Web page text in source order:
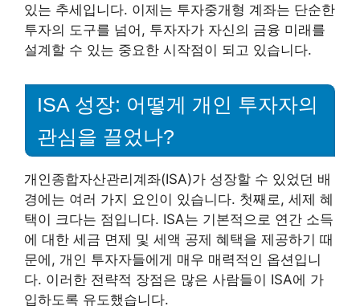
있는 추세입니다. 이제는 투자중개형 계좌는 단순한
투자의 도구를 넘어, 투자자가 자신의 금융 미래를
설계할 수 있는 중요한 시작점이 되고 있습니다.
ISA 성장: 어떻게 개인 투자자의
관심을 끌었나?
개인종합자산관리계좌(ISA)가 성장할 수 있었던 배
경에는 여러 가지 요인이 있습니다. 첫째로, 세제 혜
택이 크다는 점입니다. ISA는 기본적으로 연간 소득
에 대한 세금 면제 및 세액 공제 혜택을 제공하기 때
문에, 개인 투자자들에게 매우 매력적인 옵션입니
다. 이러한 전략적 장점은 많은 사람들이 ISA에 가
입하도록 유도했습니다.